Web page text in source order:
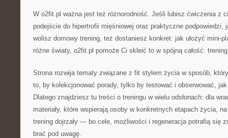
W o2fit.pl ważna jest też różnorodność. Jeśli lubisz ćwiczenia z
podejście do hipertrofii mięśniowej oraz praktyczne podpowiedzi,
wolisz domowy trening, też dostaniesz konkret: jak ułożyć mini-
różne światy, o2fit.pl pomoże Ci skleić to w spójną całość:
Strona rozwija tematy związane z fit stylem życia w sposób,
to, by kolekcjonować porady, tylko by testować i obserwować,
Dlatego znajdziesz tu treści o treningu w wielu odsłonach: dla
materiały, które wspierają osoby w konkretnych etapach życia,
trening dojrzały — bo cele, możliwości i regeneracja potrafią się
brać pod uwagę.